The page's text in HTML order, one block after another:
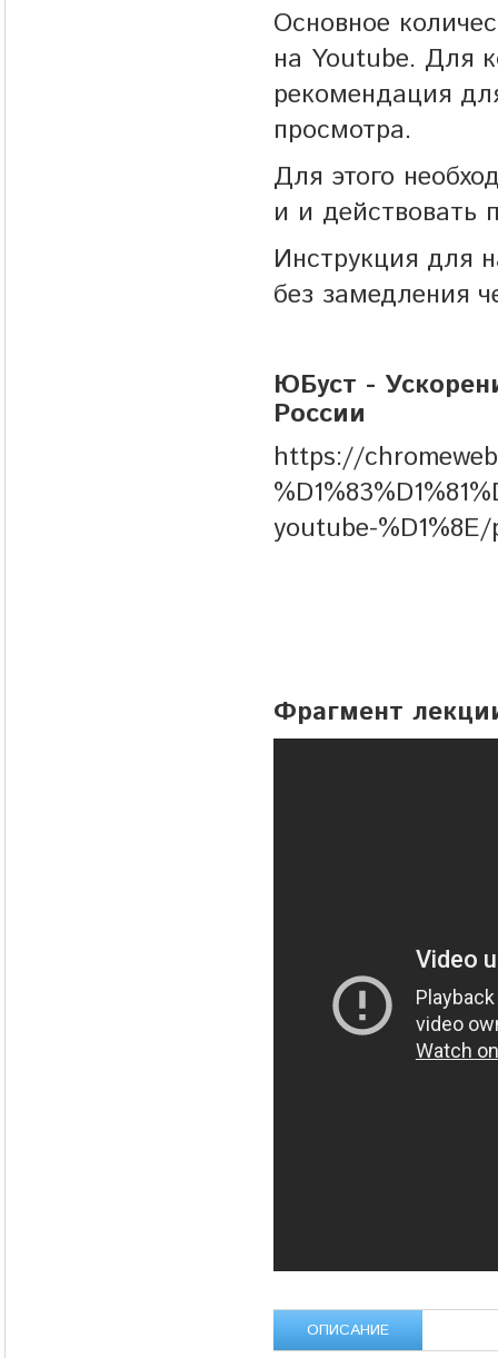
Основное
на Youtube. Для
рекомендация
просмотра.
Для этого
и и действовать
Инструкция для
без замедления
ЮБуст -
России
https://
youtube-
Фрагмент
ОПИСАНИЕ